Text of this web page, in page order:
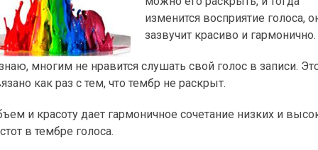
изменится восприятие голоса,
зазвучит красиво и гармонично.
многим не нравится слушать свой голос в записи.
как раз с тем, что тембр не раскрыт.
и красоту дает гармоничное сочетание низких и
в тембре голоса.